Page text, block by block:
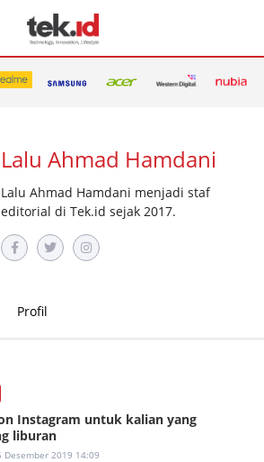
Lalu Ahmad Hamdani
Lalu Ahmad Hamdani menjadi staf
editorial di Tek.id sejak 2017.
Profil
Instagram untuk kalian yang
liburan
Desember 2019 14:09